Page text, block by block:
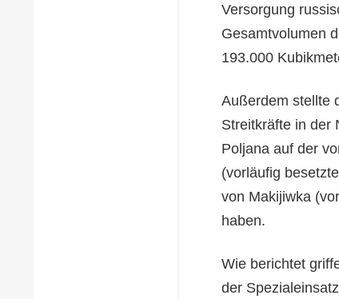
Versorgung
Gesamtvolumen
193.000
Außerdem stellte
Streitkräfte in der
Poljana auf der
(vorläufig
von Makijiwka
haben.
Wie berichtet
der